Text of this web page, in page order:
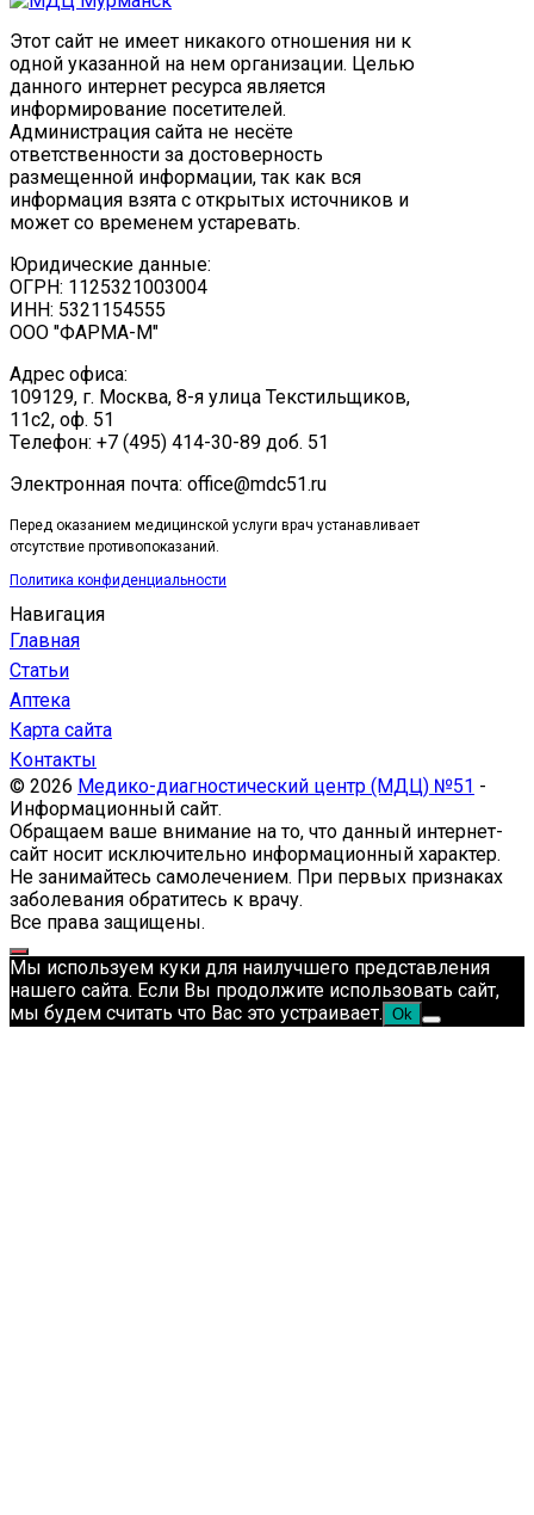
Этот сайт не имеет никакого отношения ни к
одной указанной на нем организации. Целью
данного интернет ресурса является
информирование посетителей.
Администрация сайта не несёте
ответственности за достоверность
размещенной информации, так как вся
информация взята с открытых источников и
может со временем устаревать.
Юридические данные:
ОГРН: 1125321003004
ИНН: 5321154555
ООО "ФАРМА-М"
Адрес офиса:
109129, г. Москва, ​8-я улица Текстильщиков,
11с2, оф. 51
Tелефон: +7 (495) 414-30-89 доб. 51
Электронная почта: office@mdc51.ru
Перед оказанием медицинской услуги врач устанавливает
отсутствие противопоказаний.
Политика конфиденциальности
Навигация
Главная
Статьи
Аптека
Карта сайта
Контакты
© 2026 Медико-диагностический центр (МДЦ) №51 -
Информационный сайт.
Обращаем ваше внимание на то, что данный интернет-
сайт носит исключительно информационный характер.
Не занимайтесь самолечением. При первых признаках
заболевания обратитесь к врачу.
Все права защищены.
Мы используем куки для наилучшего представления
нашего сайта. Если Вы продолжите использовать сайт,
мы будем считать что Вас это устраивает. Ok